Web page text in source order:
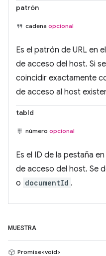
patrón
cadena opcional
Es el patrón de URL en
de acceso del host. Si
coincidir exactamente
de acceso al host
tabId
número opcional
Es el ID de la pestaña
de acceso del host. Se
o documentId .
MUESTRA
Promise<void>